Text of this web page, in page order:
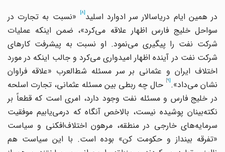
در همین ایام دریاسالار سر ادوارد اسلید «نسبت به تجارت در
سواحل خلیج فارس اظهار علاقه می‌کرد»، ضمن اینکه عملیات
شرکت نفت را پیگیری می‌نمود. او نسبت به پیشرفت کارهای
شرکت نفت در آینده اظهار امیدواری می‌کرد و جالب اینکه در مورد
اختلاف ایران و عثمانی بر سر مسئله شط‌العرب «علاقه فراوان
نشان می‌داد». حال چه ربطی بین مسئله عثمانی، تجارت اسلحه
در خلیج فارس و مسئله نفت وجود دارد، امری است که قطعاً بر
نکته‌بینان پوشیده نیست، بالاخص آنگاه که درمی‌یابیم موفقیت
سرمایه‌های خارجی در منطقه، مرهون اختلاف‌افکنی و سیاست
«تفرقه بینداز و حکومت کن» بوده است. با این سیاست هم